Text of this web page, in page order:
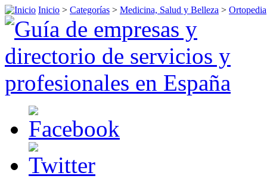
Inicio > Categorías > Medicina, Salud y Belleza > Ortopedia